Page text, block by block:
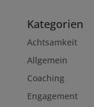
Kategorien
Achtsamkeit
Allgemein
Coaching
Engagement